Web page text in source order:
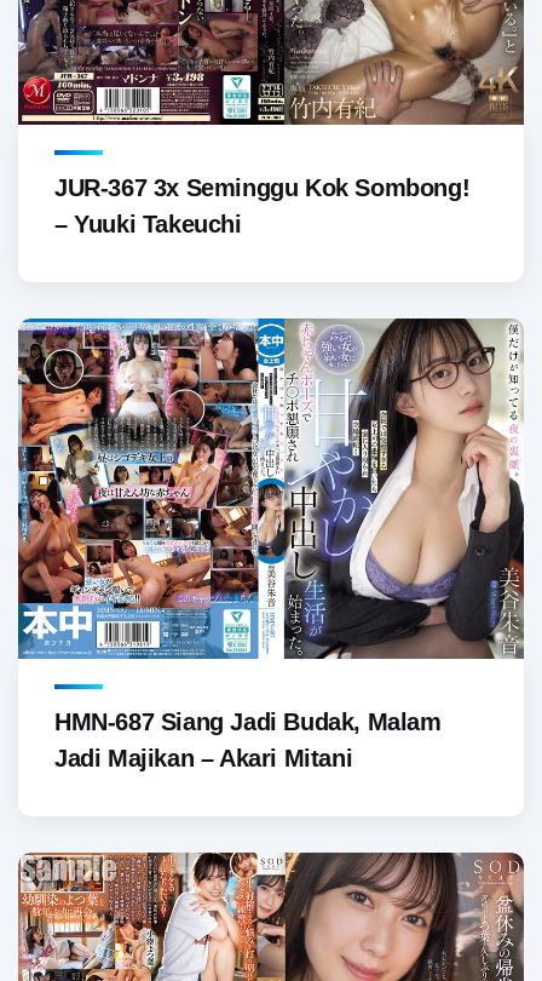
JUR-367 3x Seminggu Kok Sombong!
– Yuuki Takeuchi
HMN-687 Siang Jadi Budak, Malam
Jadi Majikan – Akari Mitani